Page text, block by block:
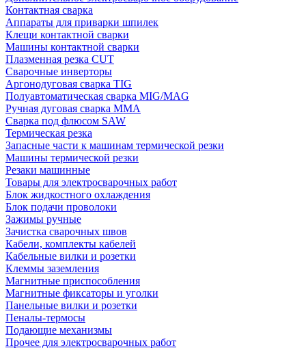
Контактная сварка
Аппараты для приварки шпилек
Клещи контактной сварки
Машины контактной сварки
Плазменная резка CUT
Сварочные инверторы
Аргонодуговая сварка TIG
Полуавтоматическая сварка MIG/MAG
Ручная дуговая сварка MMA
Сварка под флюсом SAW
Термическая резка
Запасные части к машинам термической резки
Машины термической резки
Резаки машинные
Товары для электросварочных работ
Блок жидкостного охлаждения
Блок подачи проволоки
Зажимы ручные
Зачистка сварочных швов
Кабели, комплекты кабелей
Кабельные вилки и розетки
Клеммы заземления
Магнитные приспособления
Магнитные фиксаторы и уголки
Панельные вилки и розетки
Пеналы-термосы
Подающие механизмы
Прочее для электросварочных работ